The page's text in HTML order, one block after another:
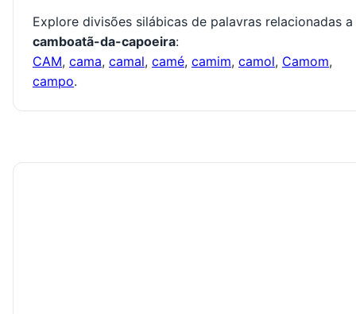
Explore divisões silábicas de palavras relacionadas a
camboatã-da-capoeira:
CAM, cama, camal, camé, camim, camol, Camom,
campo.